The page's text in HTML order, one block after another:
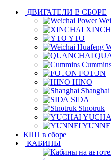
ДВИГАТЕЛИ В СБОРЕ
YTO
Cummins
FOTON
HINO
Shanghai
SIDA
Sinotruk
КПП в сборе
КАБИНЫ